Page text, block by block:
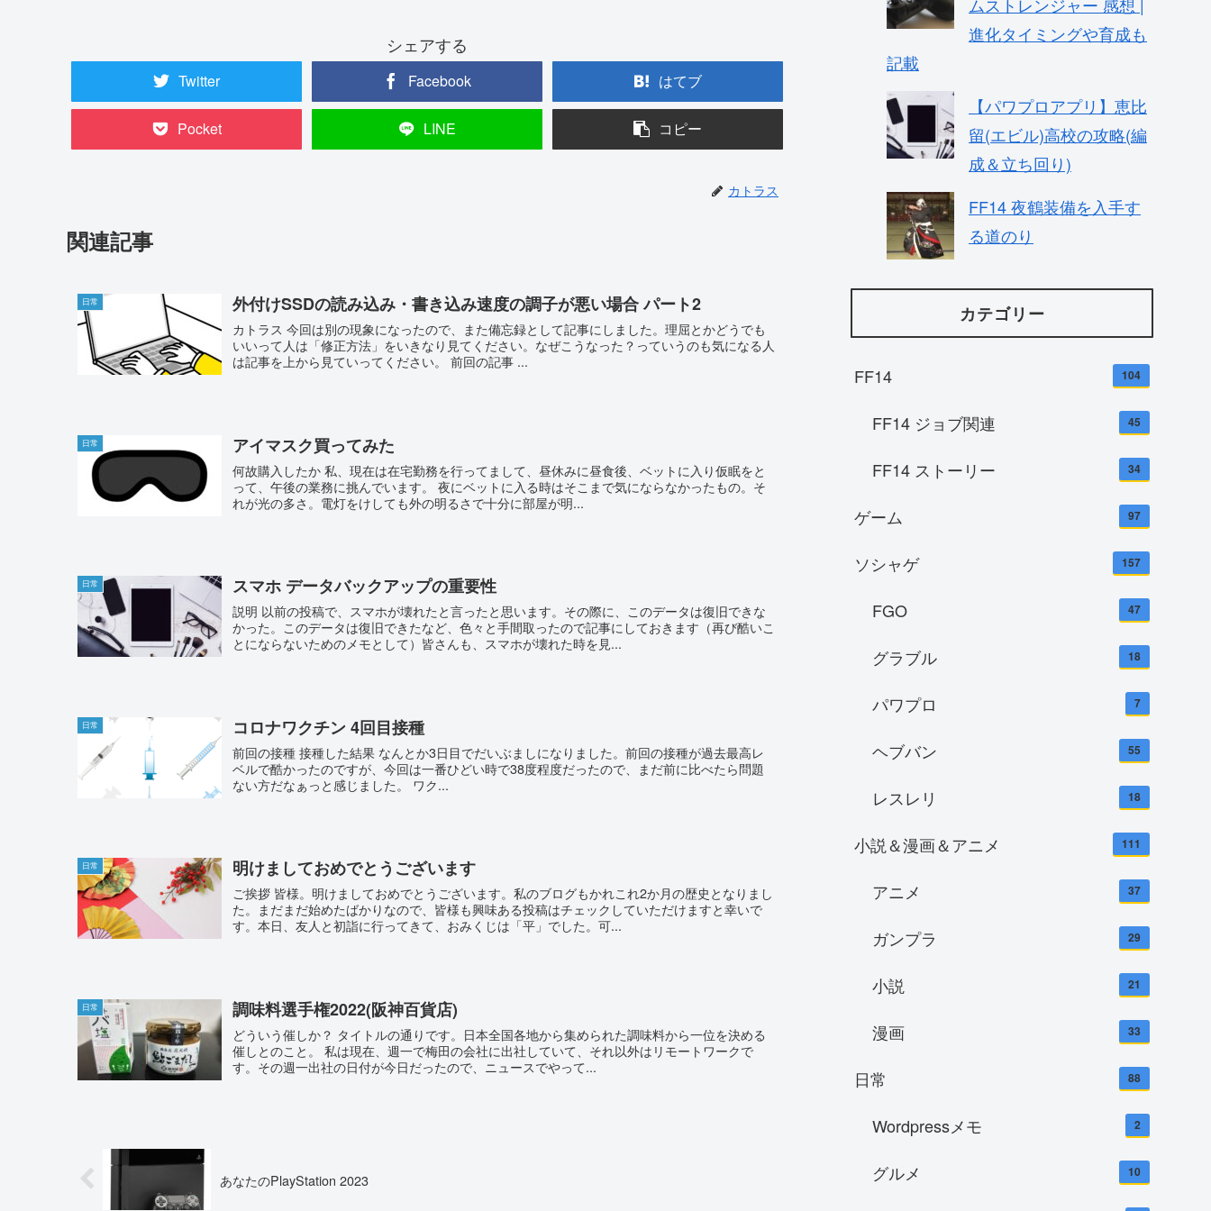
シェアする
Twitter Facebook はてブ
Pocket LINE コピー
カトラス
関連記事
日常 外付けSSDの読み込み・書き込み速度の調子が悪い場合 パート2
カトラス 今回は別の現象になったので、また備忘録として記事にしました。理屈とかどうでも
いいって人は「修正方法」をいきなり見てください。なぜこうなった？っていうのも気になる人
は記事を上から見ていってください。 前回の記事 ...
日常 アイマスク買ってみた
何故購入したか 私、現在は在宅勤務を行ってまして、昼休みに昼食後、ベットに入り仮眠をと
って、午後の業務に挑んでいます。 夜にベットに入る時はそこまで気にならなかったもの。そ
れが光の多さ。電灯をけしても外の明るさで十分に部屋が明...
日常 スマホ データバックアップの重要性
説明 以前の投稿で、スマホが壊れたと言ったと思います。その際に、このデータは復旧できな
かった。このデータは復旧できたなど、色々と手間取ったので記事にしておきます（再び酷いこ
とにならないためのメモとして）皆さんも、スマホが壊れた時を見...
日常 コロナワクチン 4回目接種
前回の接種 接種した結果 なんとか3日目でだいぶましになりました。前回の接種が過去最高レ
ベルで酷かったのですが、今回は一番ひどい時で38度程度だったので、まだ前に比べたら問題
ない方だなぁっと感じました。 ワク...
日常 明けましておめでとうございます
ご挨拶 皆様。明けましておめでとうございます。私のブログもかれこれ2か月の歴史となりまし
た。まだまだ始めたばかりなので、皆様も興味ある投稿はチェックしていただけますと幸いで
す。本日、友人と初詣に行ってきて、おみくじは「平」でした。可...
日常 調味料選手権2022(阪神百貨店)
どういう催しか？ タイトルの通りです。日本全国各地から集められた調味料から一位を決める
催しとのこと。 私は現在、週一で梅田の会社に出社していて、それ以外はリモートワークで
す。その週一出社の日付が今日だったので、ニュースでやって...
あなたのPlayStation 2023
進化タイミングや育成も
記載
【パワプロアプリ】恵比
留(エビル)高校の攻略(編
成＆立ち回り)
FF14 夜鶴装備を入手す
る道のり
カテゴリー
FF14 104
FF14 ジョブ関連 45
FF14 ストーリー 34
ゲーム 97
ソシャゲ 157
FGO 47
グラブル 18
パワプロ 7
ヘブバン 55
レスレリ 18
小説＆漫画＆アニメ 111
アニメ 37
ガンプラ 29
小説 21
漫画 33
日常 88
Wordpressメモ 2
グルメ 10